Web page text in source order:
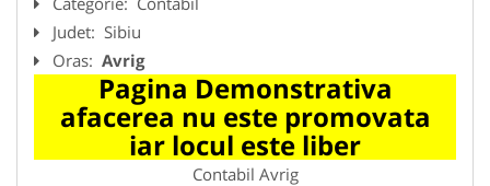
Judet: Sibiu
Oras: Avrig
Pagina Demonstrativa
afacerea nu este promovata
iar locul este liber
Contabil Avrig